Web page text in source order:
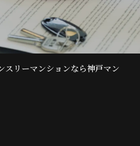
スリーマンションなら神戸マン